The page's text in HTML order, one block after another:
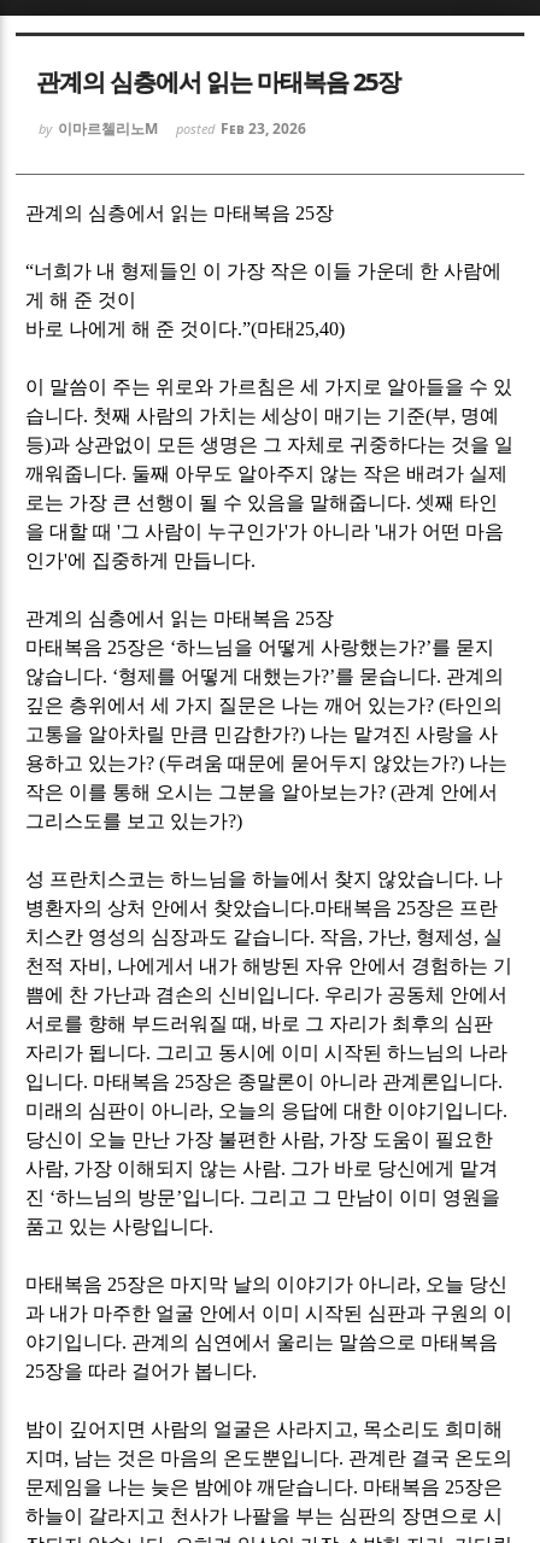
관계의 심층에서 읽는 마태복음 25장
by 이마르첼리노M posted Feb 23, 2026
관계의 심층에서 읽는 마태복음 25장
“너희가 내 형제들인 이 가장 작은 이들 가운데 한 사람에
게 해 준 것이
바로 나에게 해 준 것이다.”(마태 25,40)
이 말씀이 주는 위로와 가르침은 세 가지로 알아들을 수 있
습니다. 첫째 사람의 가치는 세상이 매기는 기준(부, 명예
등)과 상관없이 모든 생명은 그 자체로 귀중하다는 것을 일
깨워줍니다. 둘째 아무도 알아주지 않는 작은 배려가 실제
로는 가장 큰 선행이 될 수 있음을 말해줍니다.셋째 타인
을 대할 때'그 사람이 누구인가'가 아니라'내가 어떤 마음
인가'에 집중하게 만듭니다.
관계의 심층에서 읽는 마태복음 25장
마태복음 25장은 ‘하느님을 어떻게 사랑했는가?’를 묻지
않습니다. ‘형제를 어떻게 대했는가?’를 묻습니다. 관계의
깊은 층위에서 세 가지 질문은 나는 깨어 있는가? (타인의
고통을 알아차릴 만큼 민감한가?) 나는 맡겨진 사랑을 사
용하고 있는가? (두려움 때문에 묻어두지 않았는가?) 나는
작은 이를 통해 오시는 그분을 알아보는가? (관계 안에서
그리스도를 보고 있는가?)
성 프란치스코는 하느님을 하늘에서 찾지 않았습니다. 나
병환자의 상처 안에서 찾았습니다.마태복음 25장은 프란
치스칸 영성의 심장과도 같습니다. 작음, 가난, 형제성, 실
천적 자비 , 나에게서 내가 해방된 자유 안에서 경험하는 기
쁨에 찬 가난과 겸손의 신비입니다. 우리가 공동체 안에서
서로를 향해 부드러워질 때 , 바로 그 자리가 최후의 심판
자리가 됩니다. 그리고 동시에 이미 시작된 하느님의 나라
입니다. 마태복음 25장은 종말론이 아니라 관계론입니다.
미래의 심판이 아니라, 오늘의 응답에 대한 이야기입니다.
당신이 오늘 만난 가장 불편한 사람, 가장 도움이 필요한
사람, 가장 이해되지 않는 사람. 그가 바로 당신에게 맡겨
진 ‘하느님의 방문’입니다. 그리고 그 만남이 이미 영원을
품고 있는 사랑입니다.
마태복음 25장은 마지막 날의 이야기가 아니라, 오늘 당신
과 내가 마주한 얼굴 안에서 이미 시작된 심판과 구원의 이
야기입니다. 관계의 심연에서 울리는 말씀으로 마태복음
25장을 따라 걸어가 봅니다.
밤이 깊어지면 사람의 얼굴은 사라지고, 목소리도 희미해
지며 , 남는 것은 마음의 온도뿐입니다. 관계란 결국 온도의
문제임을 나는 늦은 밤에야 깨닫습니다. 마태복음 25장은
하늘이 갈라지고 천사가 나팔을 부는 심판의 장면으로 시
Sketchbook5, 스케치북5
Sketchbook5, 스케치북5
Sketchbook5, 스케치북5
Sketchbook5, 스케치북5